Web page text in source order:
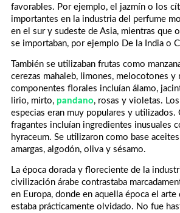
favorables. Por ejemplo, el jazmín o los
importantes en la industria del perfume
en el sur y sudeste de Asia, mientras que
se importaban, por ejemplo De la India o
También se utilizaban frutas como
cerezas mahaleb, limones, melocotones y
componentes florales incluían álamo,
lirio, mirto, pandano, rosas y violetas.
especias eran muy populares y utilizados.
fragantes incluían ingredientes inusuales
hyraceum. Se utilizaron como base
amargas, algodón, oliva y sésamo.
La época dorada y floreciente de la
civilización árabe contrastaba
en Europa, donde en aquella época el arte
estaba prácticamente olvidado. No fue